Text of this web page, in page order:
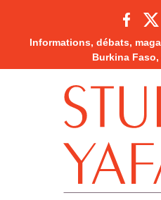
Informations, débats,
Burkina